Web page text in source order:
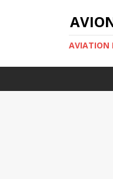
AVIATION